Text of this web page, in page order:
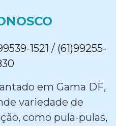
1521 / (61)99255-
em Gama DF,
variedade de
como pula-pulas,